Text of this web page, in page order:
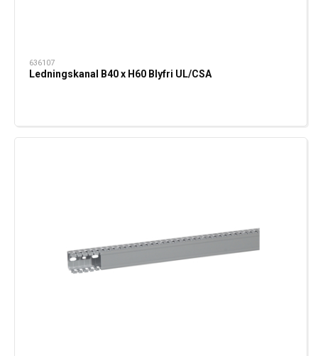
636107
Ledningskanal B40 x H60 Blyfri UL/CSA